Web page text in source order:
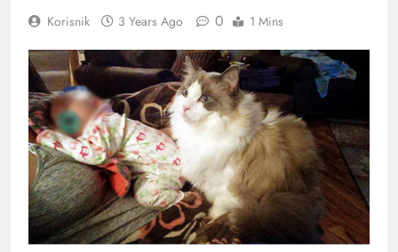
Korisnik 3 Years Ago 0 1 Mins